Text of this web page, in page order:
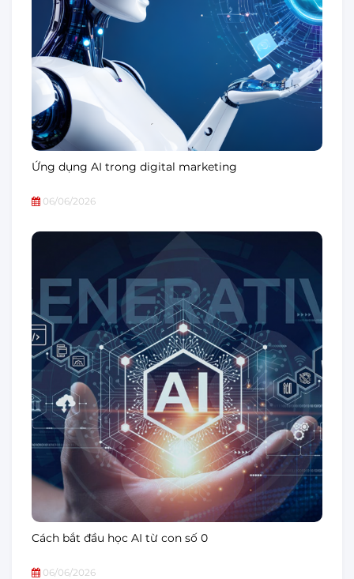
Ứng dụng AI trong digital marketing
06/06/2026
Cách bắt đầu học AI từ con số 0
06/06/2026